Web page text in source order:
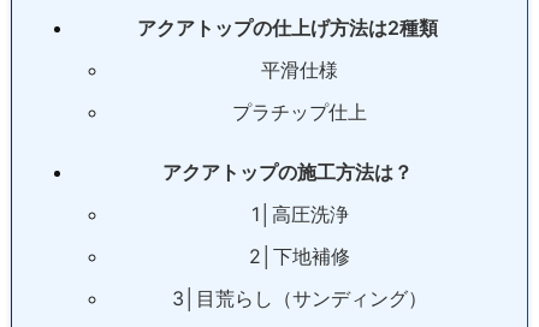
アクアトップの仕上げ方法は2種類
平滑仕様
プラチップ仕上
アクアトップの施工方法は？
1│高圧洗浄
2│下地補修
3│目荒らし（サンディング）